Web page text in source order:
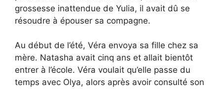
grossesse inattendue de Yulia, il avait dû se
résoudre à épouser sa compagne.
Au début de l’été, Véra envoya sa fille chez sa
mère. Natasha avait cinq ans et allait bientôt
entrer à l’école. Véra voulait qu’elle passe du
temps avec Olya, alors après avoir consulté son